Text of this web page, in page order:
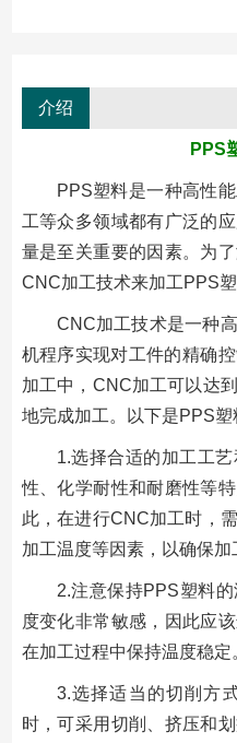
介绍
PPS
PPS塑料是一种高性
工等众多领域都有广泛的
量是至关重要的因素。为
CNC加工技术来加工PPS塑
CNC加工技术是一种
机程序实现对工件的精确
加工中，CNC加工可以达
地完成加工。以下是PPS塑
1.选择合适的加工工
性、化学耐性和耐磨性等
此，在进行CNC加工时，
加工温度等因素，以确保加
2.注意保持PPS塑料
度变化非常敏感，因此应
在加工过程中保持温度稳定
3.选择适当的切削方
时，可采用切削、挤压和